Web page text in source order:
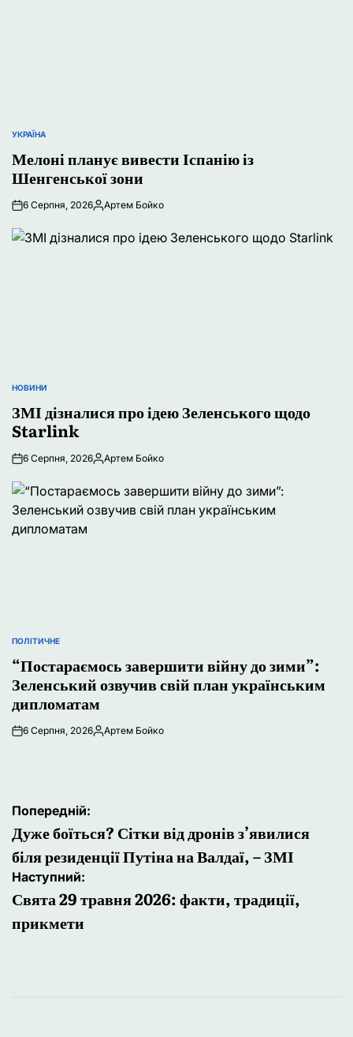
ОПУБЛІКУВАТИ
УКРАЇНА
Мелоні планує вивести Іспанію із
Шенгенської зони
6 Серпня, 2026Опубліковано
Артем Бойко
ОПУБЛІКУВАТИ
НОВИНИ
ЗМІ дізналися про ідею Зеленського щодо
Starlink
6 Серпня, 2026Опубліковано
Артем Бойко
ОПУБЛІКУВАТИ
У
ПОЛІТИЧНЕ
“Постараємось завершити війну до зими”:
Зеленський озвучив свій план українським
дипломатам
6 Серпня, 2026Опубліковано
Артем Бойко
Навігація
записів
Попередній:
Дуже боїться? Сітки від дронів з’явилися
біля резиденції Путіна на Валдаї, – ЗМІ
Наступний:
Свята 29 травня 2026: факти, традиції,
прикмети